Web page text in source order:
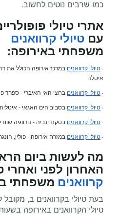
כמו שרבים נוטים לחשוב.
אתרי טיולי
עם טיולי קרוואנים
משפחתי באירופה:
· טיולי קרוואנים במרכז אירופה הכולל את
איטלה
· טיולי קרוואנים בחצי האי האיברי - ספרד
· טיולי קרוואנים בסביב הים האגאי -
· טיולי קרוואנים בסקנדינביה - נורווגיה
· טיולי קרוואנים במזרח אירופה - פולין,
מה לעשות ביום
האחרון לפני ואחרי
קרוואנים משפחתי
בעת טיולי בקרוואנים ב,